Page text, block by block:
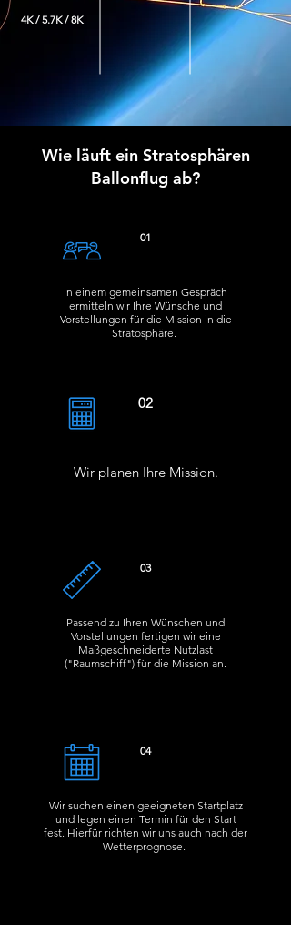
4K / 5.7K / 8K
Wie läuft ein Stratosphären
Ballonflug ab?
01
In einem gemeinsamen Gespräch
ermitteln wir Ihre Wünsche und
Vorstellungen für die Mission in die
Stratosphäre.
02
Wir planen Ihre Mission.
03
Passend zu Ihren Wünschen und
Vorstellungen fertigen wir eine
Maßgeschneiderte Nutzlast
("Raumschiff") für die Mission an.
04
Wir suchen einen geeigneten Startplatz
und legen einen Termin für den Start
fest. Hierfür richten wir uns auch nach der
Wetterprognose.